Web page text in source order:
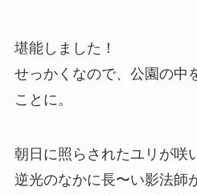
堪能しました！
せっかくなので、公園の中
ことに。
朝日に照らされたユリが咲
逆光のなかに長〜い影法師